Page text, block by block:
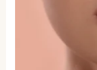
Shirley-Ann G.